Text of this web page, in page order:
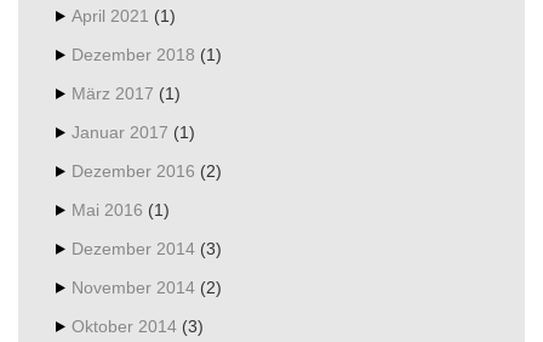
April 2021 (1)
Dezember 2018 (1)
März 2017 (1)
Januar 2017 (1)
Dezember 2016 (2)
Mai 2016 (1)
Dezember 2014 (3)
November 2014 (2)
Oktober 2014 (3)